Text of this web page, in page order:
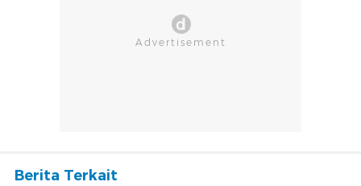
Berita Terkait